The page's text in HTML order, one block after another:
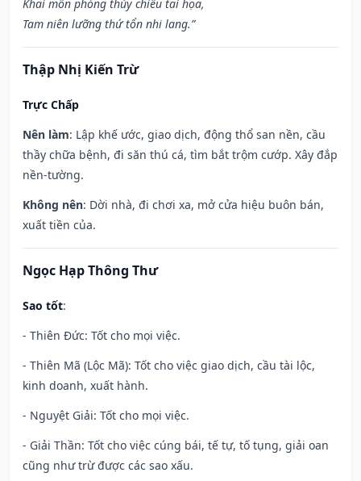
Khai môn phóng thủy chiêu tai họa,
Tam niên lưỡng thứ tổn nhi lang.”
Thập Nhị Kiến Trừ
Trực Chấp
Nên làm: Lập khế ước, giao dịch, động thổ san nền, cầu
thầy chữa bệnh, đi săn thú cá, tìm bắt trộm cướp. Xây đắp
nền-tường.
Không nên: Dời nhà, đi chơi xa, mở cửa hiệu buôn bán,
xuất tiền của.
Ngọc Hạp Thông Thư
Sao tốt:
- Thiên Đức: Tốt cho mọi việc.
- Thiên Mã (Lộc Mã): Tốt cho việc giao dịch, cầu tài lộc,
kinh doanh, xuất hành.
- Nguyệt Giải: Tốt cho mọi việc.
- Giải Thần: Tốt cho việc cúng bái, tế tự, tố tụng, giải oan
cũng như trừ được các sao xấu.